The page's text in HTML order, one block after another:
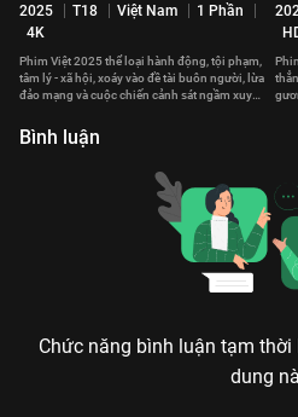
2025 T18 Việt Nam
1 Phần
4K
Phim Việt 2025 thể loại hành động, tội phạm,
tâm lý - xã hội, xoáy vào đề tài buôn người, lừa
đảo mạng và cuộc chiến cảnh sát ngầm xuyên
Bình luận
Chức năng bình luận tạm
dung